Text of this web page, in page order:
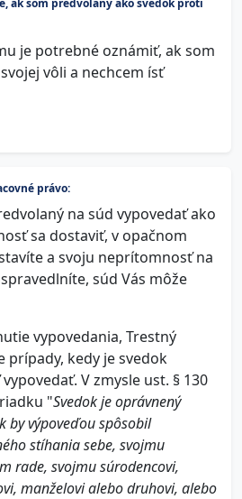
ak som predvolaný ako svedok proti
je potrebné oznámiť, ak som
vôli a nechcem ísť
právo:
na súd vypovedať ako
sa dostaviť, v opačnom
a svoju neprítomnosť na
súd Vás môže
vypovedania, Trestný
prípady, kedy je svedok
V zmysle ust. § 130
"Svedok je oprávnený
by výpoveďou spôsobil
stíhania sebe, svojmu
rade, svojmu súrodencovi,
manželovi alebo druhovi, alebo